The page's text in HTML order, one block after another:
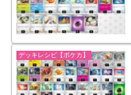
デッキレシピ【ポケカ】